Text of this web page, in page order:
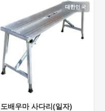
대한민국
도배우마 사다리(일자)